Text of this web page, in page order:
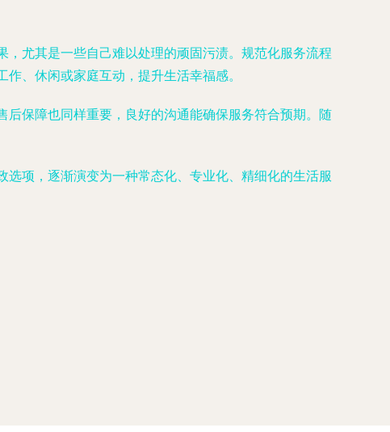
尤其是一些自己难以处理的顽固污渍。规范化服务流程
、休闲或家庭互动，提升生活幸福感。
保障也同样重要，良好的沟通能确保服务符合预期。随
项，逐渐演变为一种常态化、专业化、精细化的生活服